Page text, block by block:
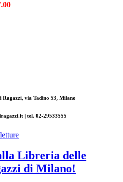
Ragazzi, via Tadino 53, Milano
| tel. 02-29533555
letture
Libreria delle
di Milano!